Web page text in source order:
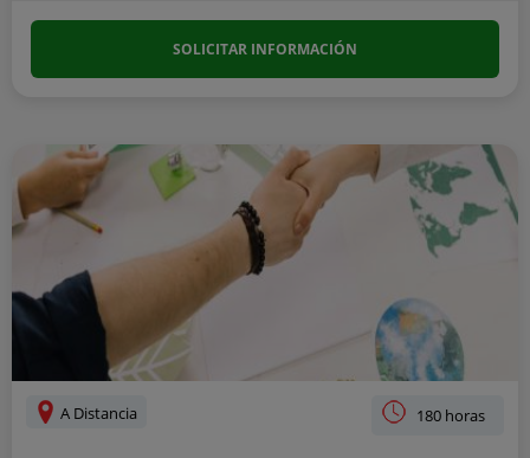
SOLICITAR INFORMACIÓN
A Distancia 180 horas